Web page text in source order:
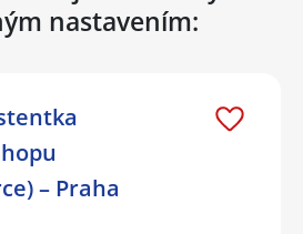
nastavením:
– Praha